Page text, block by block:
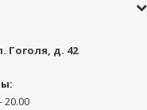
Гоголя, д. 42
20.00